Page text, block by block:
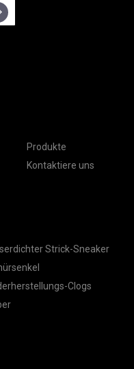
Produkte
Kontaktiere uns
Strick-Sneaker
Clogs